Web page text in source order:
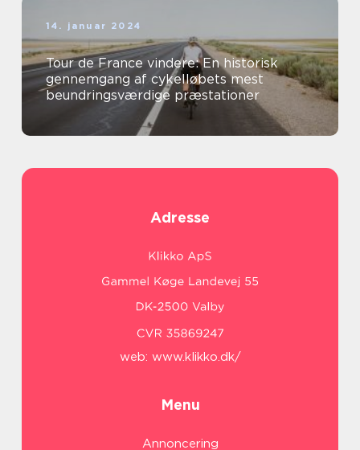
14. januar 2024
Tour de France vindere: En historisk
gennemgang af cykelløbets mest
beundringsværdige præstationer
Adresse
web: www.klikko.dk/
Menu
Annoncering